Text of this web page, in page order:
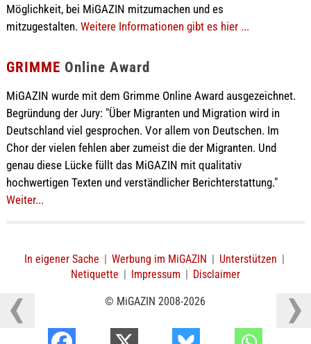
Möglichkeit, bei MiGAZIN mitzumachen und es
mitzugestalten. Weitere Informationen gibt es hier ...
GRIMME Online Award
MiGAZIN wurde mit dem Grimme Online Award ausgezeichnet.
Begründung der Jury: "Über Migranten und Migration wird in
Deutschland viel gesprochen. Vor allem von Deutschen. Im
Chor der vielen fehlen aber zumeist die der Migranten. Und
genau diese Lücke füllt das MiGAZIN mit qualitativ
hochwertigen Texten und verständlicher Berichterstattung."
Weiter...
In eigener Sache | Werbung im MiGAZIN | Unterstützen |
Netiquette | Impressum | Disclaimer
© MiGAZIN 2008-2026